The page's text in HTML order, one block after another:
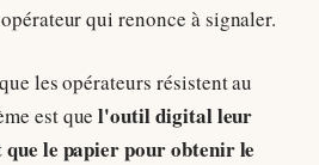
qui renonce à signaler.
les opérateurs résistent au
est quel'outil digital leur
le papier pour obtenir le